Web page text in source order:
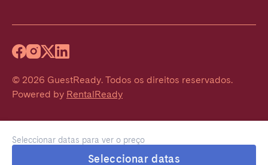
Seleccionar datas para ver o preço
Seleccionar datas
© 2026 GuestReady. Todos os direitos reservados.
Powered by RentalReady